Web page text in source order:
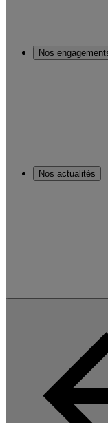
Nos
Nos actualités